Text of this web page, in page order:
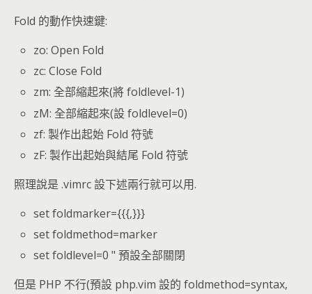
Fold 的動作快速鍵:
zo: Open Fold
zc: Close Fold
zm: 全部縮起來(將 foldlevel-1)
zM: 全部縮起來(設 foldlevel=0)
zf: 製作出起始 Fold 符號
zF: 製作出起始與結尾 Fold 符號
照理說是 .vimrc 設下述兩行就可以用.
set foldmarker={{{,}}}
set foldmethod=marker
set foldlevel=0 " 預設全部關閉
但是 PHP 不行(預設 php.vim 設的 foldmethod=syntax,